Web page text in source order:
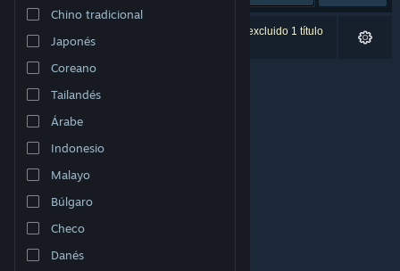
Cambiar idioma
Descargar Steam Mobile
Ver versión clásica
Chino tradicional
Japonés
Coreano
Tailandés
Árabe
Indonesio
Malayo
Búlgaro
Checo
Danés
0 resultados coinciden con la búsqueda. Se ha excluido 1 título
basándose en tus preferencias.